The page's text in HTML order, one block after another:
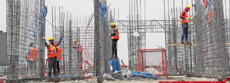
Tüik verilerine göre güven endeksi hizmet
sektöründe yüzde 1,1 azaldı, perakende
ticaret sektöründe yüzde 1,5 azaldı, inşaat
sektöründe yüzde 0,9 azaldı.